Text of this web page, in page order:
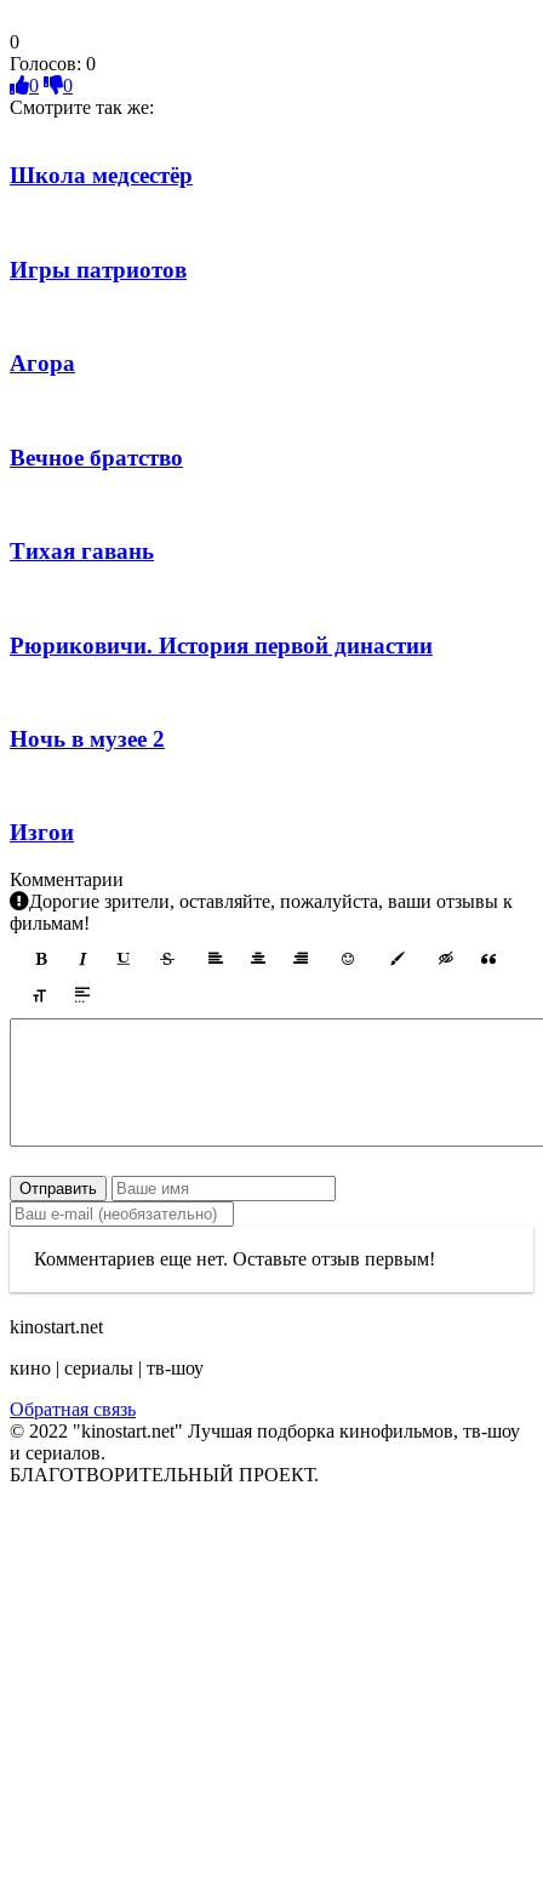
0
Голосов: 0
0
0
Смотрите так же:
Школа медсестёр
Игры патриотов
Агора
Вечное братство
Тихая гавань
Рюриковичи. История первой династии
Ночь в музее 2
Изгои
Комментарии
Дорогие зрители, оставляйте, пожалуйста, ваши отзывы к
фильмам!
Отправить
Комментариев еще нет. Оставьте отзыв первым!
kinostart.net
кино | сериалы | тв-шоу
Обратная связь
© 2022 "kinostart.net" Лучшая подборка кинофильмов, тв-шоу
и сериалов.
БЛАГОТВОРИТЕЛЬНЫЙ ПРОЕКТ.